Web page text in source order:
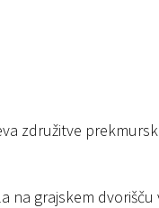
združitve
na grajskem